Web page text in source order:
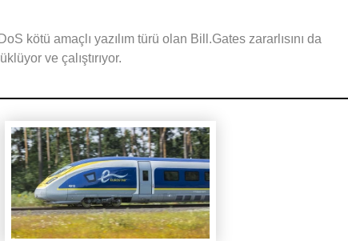
kötü amaçlı yazılım türü olan Bill.Gates zararlısını da
ve çalıştırıyor.